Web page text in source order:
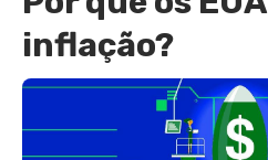
inflação?